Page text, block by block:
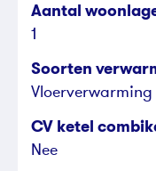
Aantal
1
Soorten
CV ketel
Nee